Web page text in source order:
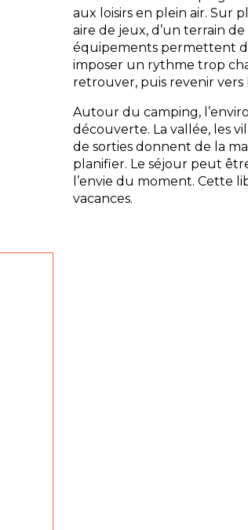
aux loisirs en plein air. Sur
aire de jeux, d’un terrain
équipements permettent
imposer un rythme trop
retrouver, puis revenir vers
Autour du camping,
découverte. La vallée, les
de sorties donnent de la
planifier. Le séjour peut
l’envie du moment. Cette
vacances.